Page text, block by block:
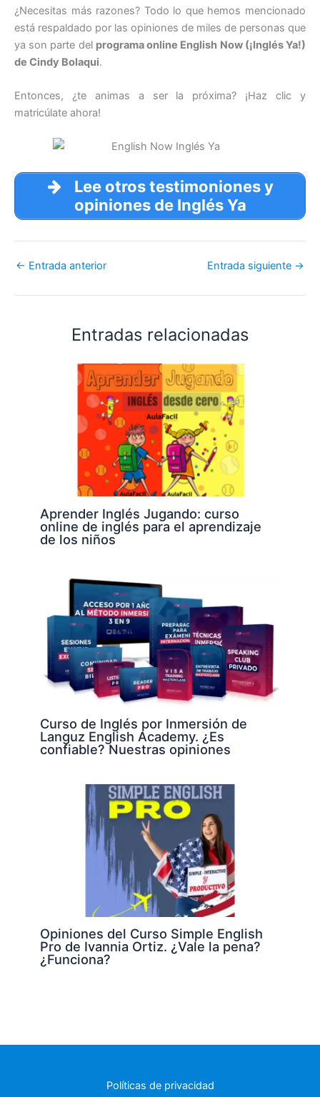
¿Necesitas más razones? Todo lo que hemos mencionado
está respaldado por las opiniones de miles de personas que
ya son parte del programa online English Now (¡Inglés Ya!)
de Cindy Bolaqui.
Entonces, ¿te animas a ser la próxima? ¡Haz clic y
matricúlate ahora!
Lee otros testimoniones y
opiniones de Inglés Ya
← Entrada anterior Entrada siguiente →
Entradas relacionadas
Aprender Inglés Jugando: curso
online de inglés para el aprendizaje
de los niños
Curso de Inglés por Inmersión de
Languz English Academy. ¿Es
confiable? Nuestras opiniones
Opiniones del Curso Simple English
Pro de Ivannia Ortiz. ¿Vale la pena?
¿Funciona?
Políticas de privacidad